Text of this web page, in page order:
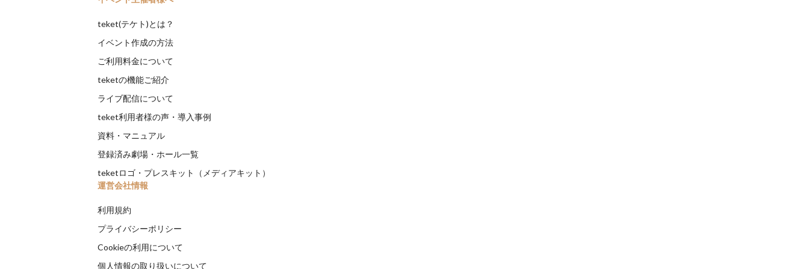
teket(テケト)とは？
イベント作成の方法
ご利用料金について
teketの機能ご紹介
ライブ配信について
teket利用者様の声・導入事例
資料・マニュアル
登録済み劇場・ホール一覧
teketロゴ・プレスキット（メディアキット）
運営会社情報
利用規約
プライバシーポリシー
Cookieの利用について
個人情報の取り扱いについて